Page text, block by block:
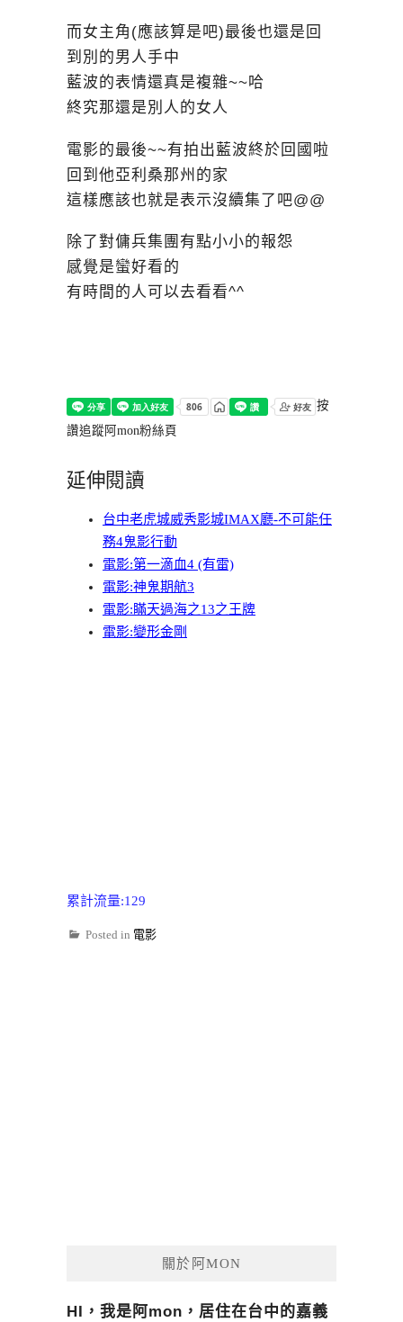
而女主角(應該算是吧)最後也還是回
到別的男人手中
藍波的表情還真是複雜~~哈
終究那還是別人的女人
電影的最後~~有拍出藍波終於回國啦
回到他亞利桑那州的家
這樣應該也就是表示沒續集了吧@@
除了對傭兵集團有點小小的報怨
感覺是蠻好看的
有時間的人可以去看看^^
按
讚追蹤阿mon粉絲頁
延伸閱讀
台中老虎城威秀影城IMAX廳-不可能任
務4鬼影行動
電影:第一滴血4 (有雷)
電影:神鬼期航3
電影:瞞天過海之13之王牌
電影:變形金剛
累計流量:129
Posted in 電影
關於阿MON
HI，我是阿mon，居住在台中的嘉義